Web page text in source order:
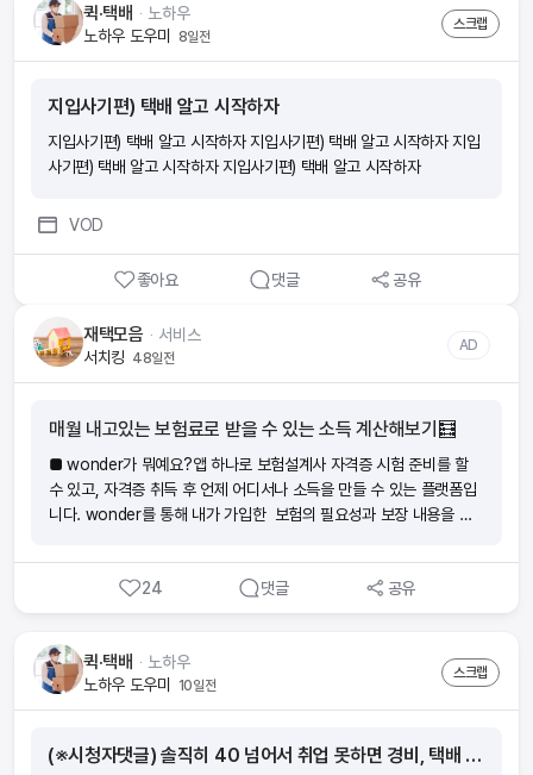
퀵·택배 ᆞ 노하우
노하우 도우미 8일전
스크랩
지입사기편) 택배 알고 시작하자
지입사기편) 택배 알고 시작하자 지입사기편) 택배 알고 시작하자 지입
사기편) 택배 알고 시작하자 지입사기편) 택배 알고 시작하자
VOD
좋아요 댓글 공유
재택모음 ᆞ 서비스
서치킹 48일전
AD
매월 내고있는 보험료로 받을 수 있는 소득 계산해보기🧮
■ wonder가 뭐예요?앱 하나로 보험설계사 자격증 시험 준비를 할
수 있고, 자격증 취득 후 언제 어디서나 소득을 만들 수 있는 플랫폼입
니다. wonder를 통해 내가 가입한 보험의 필요성과 보장 내용을 이
더 편리하게! ‘ wonder앱으로 하면 지출이었던 보험료가 소득이 돼요.
■ 요즘 보험 부업이 많던데요 wonder의 장점은 뭔가요?(1)내 라
이프스타일에 방해되지 않게 스스로 자격증 준비가 가능해요. 휴먼압
는 회사가 부담해요.(3)자격증을 취득하면 출근 없이 앱 하나로 소득을
만들 수 있어요.(4)시작부터 함께하는 전문 매니저가 전 과정을 도와드
려요.(5)나도 모르게 보험전문지식이 향상되어 있어요. ■ 절차가 궁
3배의 수수료와 축하금 최대 60만원을 받을 수 있어요 [예시] 보험료
24 댓글 공유
퀵·택배 ᆞ 노하우
노하우 도우미
10일전
스크랩
(※시청자댓글) 솔직히 40 넘어서 취업 못하면 경비, 택배 기사, 택시 기사, 배달 라이더, 청소, 노가다 등등 잡일해야 합니다.